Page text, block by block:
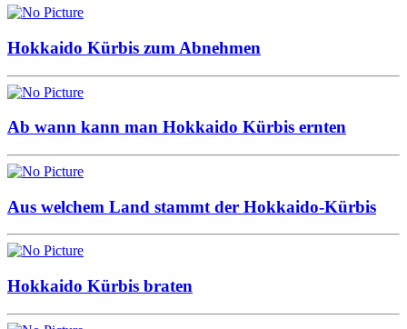
Hokkaido Kürbis zum Abnehmen
Ab wann kann man Hokkaido Kürbis ernten
Aus welchem Land stammt der Hokkaido-Kürbis
Hokkaido Kürbis braten